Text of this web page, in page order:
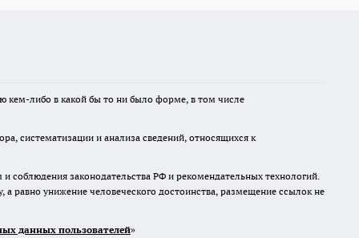
кем-либо в какой бы то ни было форме, в том числе
систематизации и анализа сведений, относящихся к
соблюдения законодательства РФ и рекомендательных технологий.
равно унижение человеческого достоинства, размещение ссылок не
данных пользователей»